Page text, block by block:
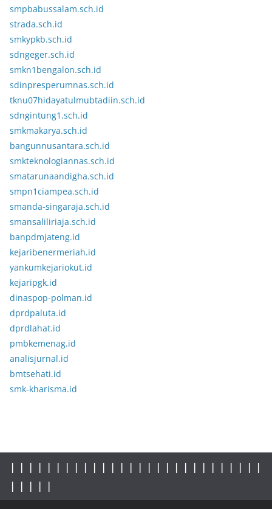
smpbabussalam.sch.id
strada.sch.id
smkypkb.sch.id
sdngeger.sch.id
smkn1bengalon.sch.id
sdinpresperumnas.sch.id
tknu07hidayatulmubtadiin.sch.id
sdngintung1.sch.id
smkmakarya.sch.id
bangunnusantara.sch.id
smkteknologiannas.sch.id
smatarunaandigha.sch.id
smpn1ciampea.sch.id
smanda-singaraja.sch.id
smansaliliriaja.sch.id
banpdmjateng.id
kejaribenermeriah.id
yankumkejariokut.id
kejaripgk.id
dinaspop-polman.id
dprdpaluta.id
dprdlahat.id
pmbkemenag.id
analisjurnal.id
bmtsehati.id
smk-kharisma.id
| | | | | | | | | | | | | | | | | | | | | | | | | | | |
| | | | |